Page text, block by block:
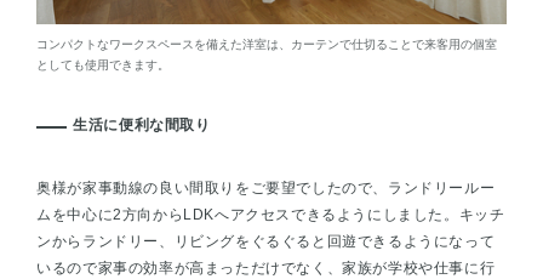
コンパクトなワークスペースを備えた洋室は、カーテンで仕切ることで来客用の個室
としても使用できます。
生活に便利な間取り
奥様が家事動線の良い間取りをご要望でしたので、ランドリールー
ムを中心に2方向からLDKへアクセスできるようにしました。キッチ
ンからランドリー、リビングをぐるぐると回遊できるようになって
いるので家事の効率が高まっただけでなく、家族が学校や仕事に行